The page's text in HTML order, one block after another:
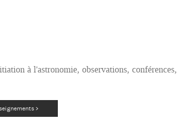
à l'astronomie, observations, conférences,
>